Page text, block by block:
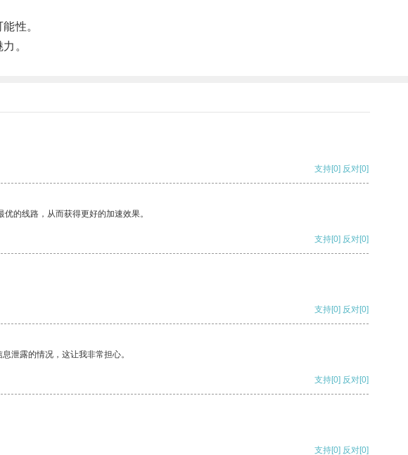
性。
。
支持[0] 反对[0]
的线路，从而获得更好的加速效果。
支持[0] 反对[0]
支持[0] 反对[0]
泄露的情况，这让我非常担心。
支持[0] 反对[0]
支持[0] 反对[0]